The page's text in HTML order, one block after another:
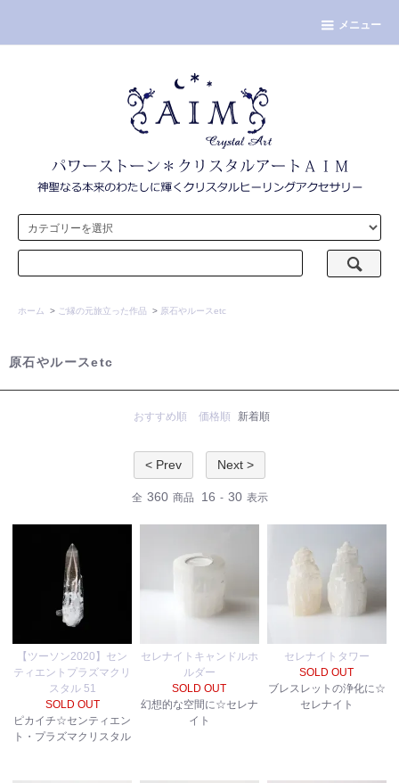
メニュー
ホーム > ご縁の元旅立った作品 > 原石やルースetc
原石やルースetc
おすすめ順 価格順 新着順
< Prev Next >
全 360 商品 16 - 30 表示
【ツーソン2020】セン
ティエントプラズマクリ
スタル 51
SOLD OUT
ピカイチ☆センティエン
ト・プラズマクリスタル
セレナイトキャンドルホ
ルダー
SOLD OUT
幻想的な空間に☆セレナ
イト
セレナイトタワー
SOLD OUT
ブレスレットの浄化に☆
セレナイト